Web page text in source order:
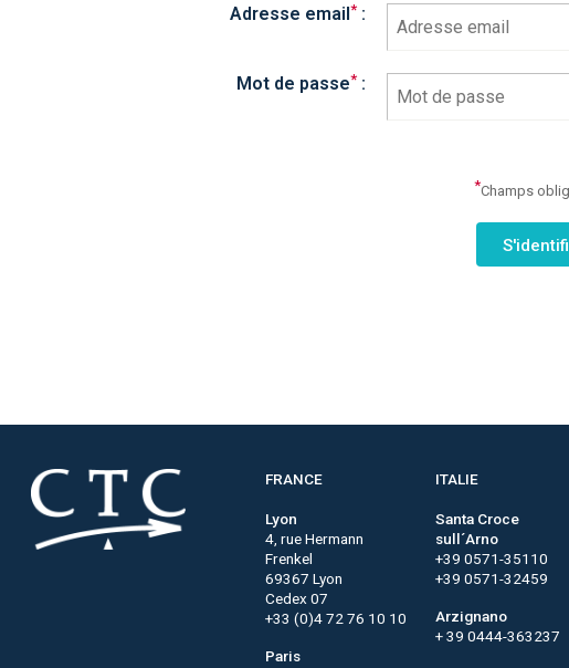
Adresse email*:
Mot de passe*:
*Champs
FRANCE
Lyon
4, rue Hermann
Frenkel
69367 Lyon
Cedex 07
+33 (0)4 72 76 10 10
Paris
ITALIE
Santa Croce
sull´Arno
+39 0571-35110
+39 0571-32459
Arzignano
+ 39 0444-363237